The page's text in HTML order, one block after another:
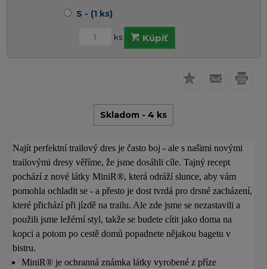
S - (1 ks)
ks Kúpiť
Skladom - 4 ks
Najít perfektní trailový dres je často boj - ale s našimi novými
trailovými dresy věříme, že jsme dosáhli cíle. Tajný recept
pochází z nové látky MiniR®, která odráží slunce, aby vám
pomohla ochladit se - a přesto je dost tvrdá pro drsné zacházení,
které přichází při jízdě na trailu. Ale zde jsme se nezastavili a
použili jsme ležérní styl, takže se budete cítit jako doma na
kopci a potom po cestě domů popadnete nějakou bagetu v
bistru.
MiniR® je ochranná známka látky vyrobené z příze